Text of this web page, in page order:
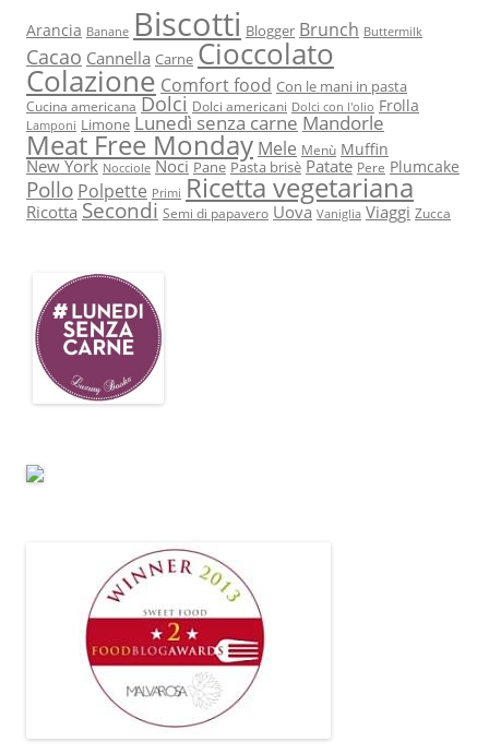
Arancia Banane Biscotti Blogger Brunch Buttermilk
Cacao Cannella Carne Cioccolato
Colazione Comfort food Con le mani in pasta
Cucina americana Dolci Dolci americani Dolci con l'olio Frolla
Lamponi Limone Lunedì senza carneMandorle
Meat Free Monday Mele Menù Muffin
New York Nocciole Noci Pane Pasta brisè Patate Pere Plumcake
Pollo Polpette Primi Ricetta vegetariana
Ricotta Secondi Semi di papavero Uova Vaniglia Viaggi Zucca